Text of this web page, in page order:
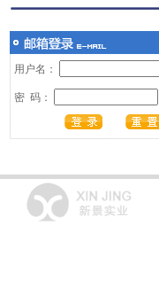
用户名：
密 码：